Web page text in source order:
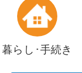
暮らし･手続き